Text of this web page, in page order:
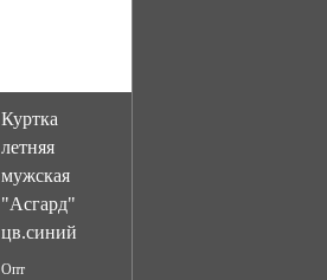
Куртка
летняя
мужская
"Асгард"
цв.синий
Опт